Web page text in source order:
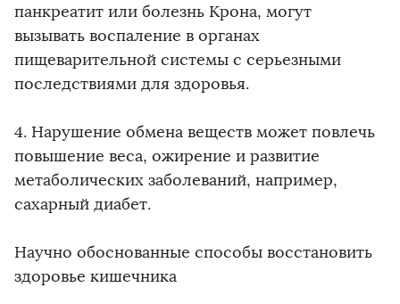
панкреатит или болезнь Крона, могут
вызывать воспаление в органах
пищеварительной системы с серьезными
последствиями для здоровья.
4. Нарушение обмена веществ может повлечь
повышение веса, ожирение и развитие
метаболических заболеваний, например,
сахарный диабет.
Научно обоснованные способы восстановить
здоровье кишечника